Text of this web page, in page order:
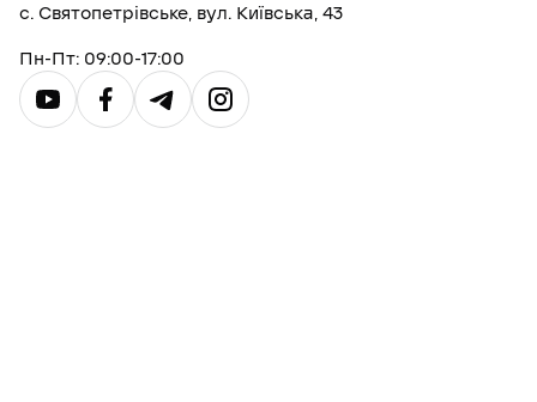
с. Святопетрівське, вул. Київська, 43
Пн-Пт: 09:00-17:00